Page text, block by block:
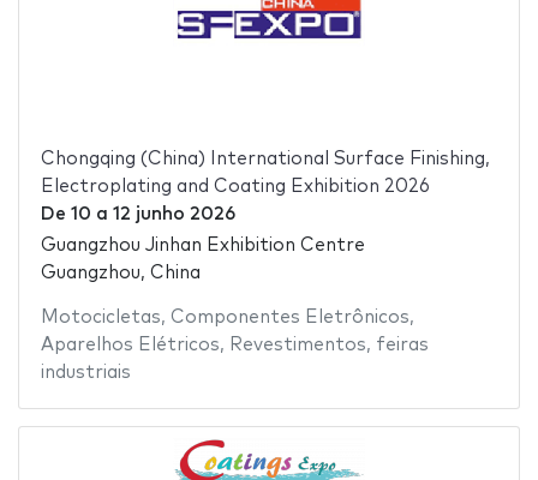
Chongqing (China) International Surface Finishing,
Electroplating and Coating Exhibition 2026
De 10 a 12 junho 2026
Guangzhou Jinhan Exhibition Centre
Guangzhou, China
Motocicletas, Componentes Eletrônicos,
Aparelhos Elétricos, Revestimentos, feiras
industriais